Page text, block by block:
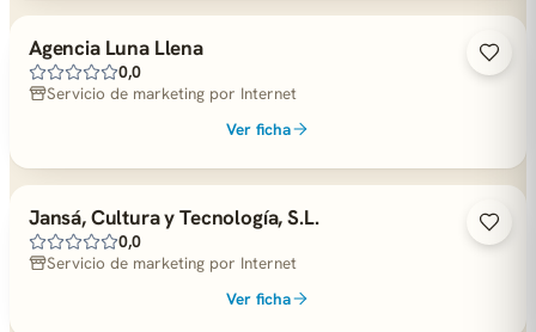
Agencia Luna Llena
0,0
Servicio de marketing por Internet
Ver ficha
Jansá, Cultura y Tecnología, S.L.
0,0
Servicio de marketing por Internet
Ver ficha